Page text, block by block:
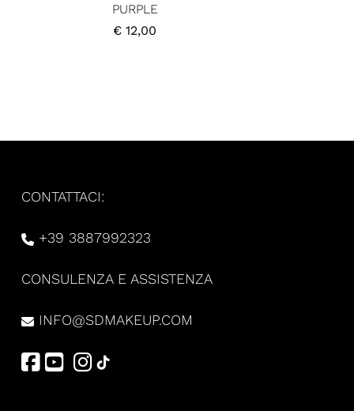
PURPLE
€ 12,00
CONTATTACI:
+39 3887992323
CONSULENZA E ASSISTENZA
INFO@SDMAKEUP.COM